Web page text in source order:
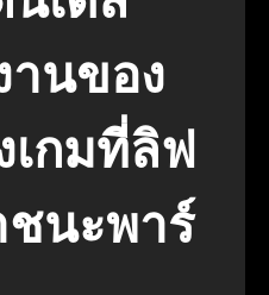
านของ
เกมที่ลิฟ
ชนะพาร์